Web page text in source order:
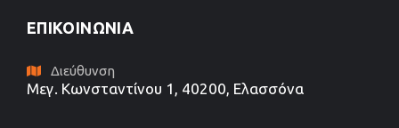
ΕΠΙΚΟΙΝΩΝΊΑ
Διεύθυνση
Μεγ. Κωνσταντίνου 1, 40200, Ελασσόνα